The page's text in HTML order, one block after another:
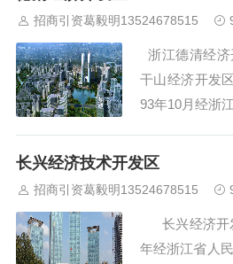
元；基础...
招商引资葛毅明13524678515
浙江德清经
干山经济开发
93年10月经浙
委重新核准为
完毕，行政区
长兴经济技术开发区
招商引资葛毅明13524678515
长兴经济开
年经浙江省人